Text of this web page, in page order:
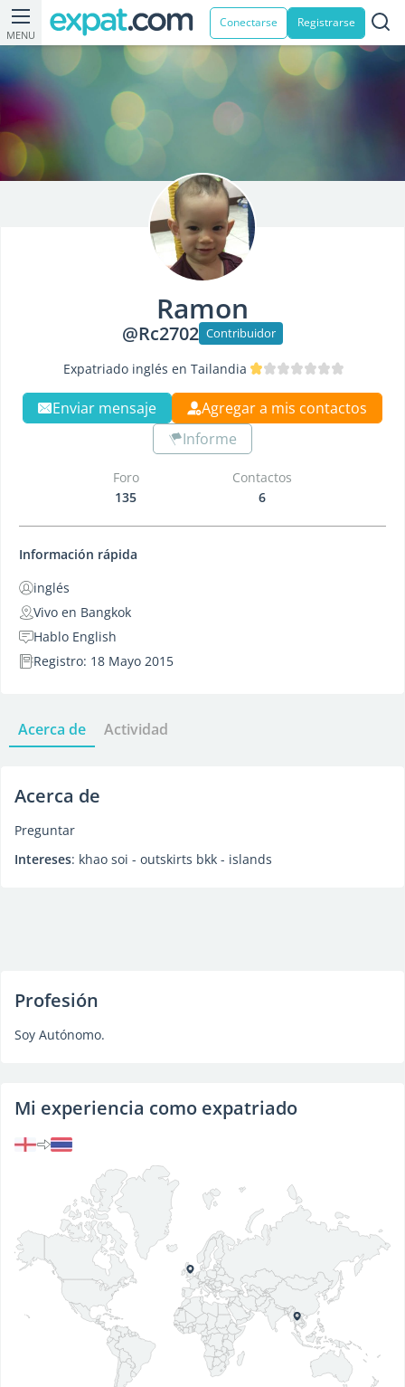
MENU
Conectarse Registrarse
Ramon
@Rc2702 Contribuidor
Expatriado inglés en Tailandia
Enviar mensaje
Agregar a mis contactos
Informe
Foro
135
Contactos
6
Información rápida
inglés
Vivo en Bangkok
Hablo English
Registro: 18 Mayo 2015
Acerca de Actividad
Acerca de
Preguntar
Intereses: khao soi - outskirts bkk - islands
Profesión
Soy Autónomo.
Mi experiencia como expatriado